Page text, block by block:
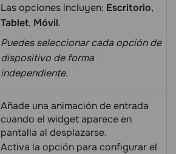
Las opciones incluyen: Escritorio,
Tablet, Móvil.
Puedes seleccionar cada opción de
dispositivo de forma
independiente.
Añade una animación de entrada
cuando el widget aparece en
pantalla al desplazarse.
Activa la opción para configurar el